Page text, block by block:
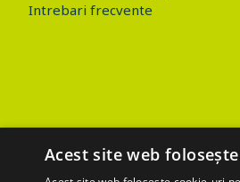
Intrebari frecvente
Acest site web